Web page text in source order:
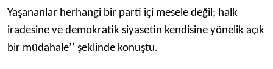
Yaşananlar herhangi bir parti içi mesele değil; halk
iradesine ve demokratik siyasetin kendisine yönelik açık
bir müdahale’’ şeklinde konuştu.